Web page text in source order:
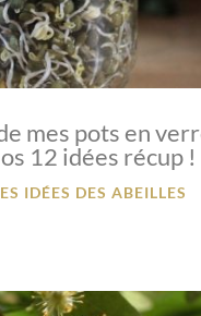
mes pots en
12 idées récup !
IDÉES DES ABEILLES